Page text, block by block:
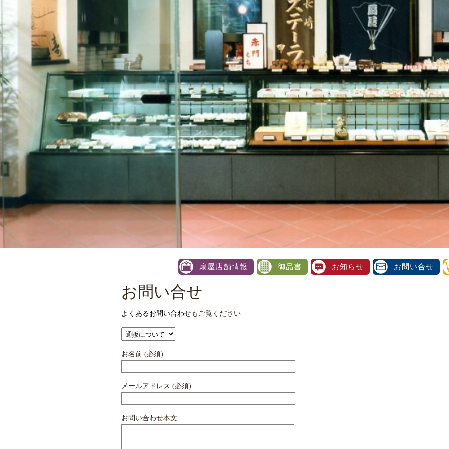
扇屋店舗情報 御品書 お知らせ お問い合せ
お問い合せ
よくあるお問い合わせもご覧ください
お名前 (必須)
メールアドレス (必須)
お問い合わせ本文